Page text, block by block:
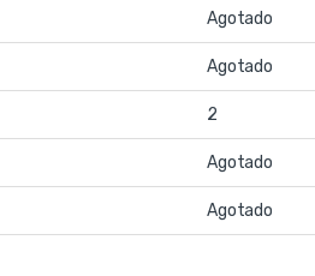
Agotado
Agotado
2
Agotado
Agotado